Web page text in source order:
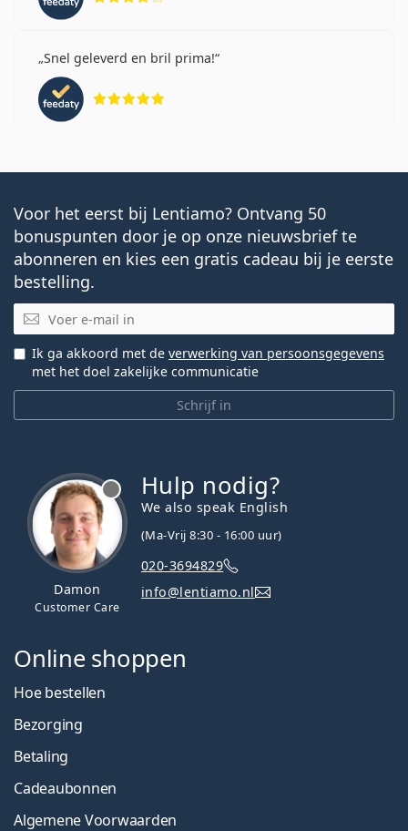
Snel geleverd en bril prima!
Voor het eerst bij Lentiamo? Ontvang 50
bonuspunten door je op onze nieuwsbrief te
abonneren en kies een gratis cadeau bij je eerste
bestelling.
E-mail
Schrijf in
Ik ga akkoord met de verwerking van persoonsgegevens
met het doel zakelijke communicatie
Damon
Customer Care
Hulp nodig?
We also speak English
(Ma-Vrij 8:30 - 16:00 uur)
020-3694829
info@lentiamo.nl
Online shoppen
Hoe bestellen
Bezorging
Betaling
Cadeaubonnen
Algemene Voorwaarden